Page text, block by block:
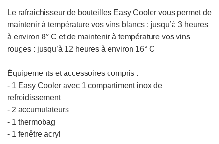
Le rafraichisseur de bouteilles Easy Cooler vous permet de
maintenir à température vos vins blancs : jusqu’à 3 heures
à environ 8° C et de maintenir à température vos vins
rouges : jusqu’à 12 heures à environ 16° C
Équipements et accessoires compris :
- 1 Easy Cooler avec 1 compartiment inox de
refroidissement
- 2 accumulateurs
- 1 thermobag
- 1 fenêtre acryl